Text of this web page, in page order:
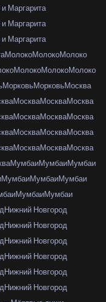
Маргарита
Маргарита
Маргарита
МолокоМолокоМолоко
МолокоМолокоМолоко
МорковьМорковьМосква
МоскваМоскваМосква
МоскваМоскваМосква
МоскваМоскваМосква
МоскваМоскваМосква
МумбаиМумбаиМумбаи
МумбаиМумбаиМумбаи
МумбаиМумбаи
Нижний Новгород
Нижний Новгород
Нижний Новгород
Нижний Новгород
Нижний Новгород
Нижний Новгород